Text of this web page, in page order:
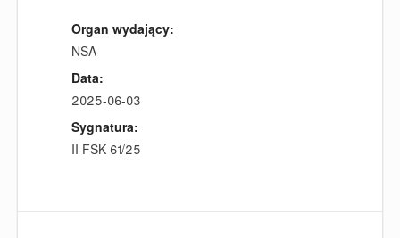
Organ wydający:
NSA
Data:
2025-06-03
Sygnatura:
II FSK 61/25